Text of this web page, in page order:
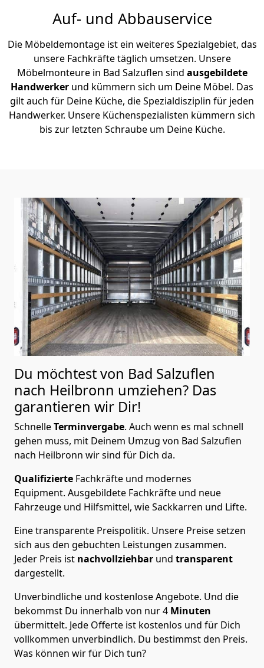
Auf- und Abbauservice
Die Möbeldemontage ist ein weiteres Spezialgebiet, das
unsere Fachkräfte täglich umsetzen. Unsere
Möbelmonteure in Bad Salzuflen sind ausgebildete
Handwerker und kümmern sich um Deine Möbel. Das
gilt auch für Deine Küche, die Spezialdisziplin für jeden
Handwerker. Unsere Küchenspezialisten kümmern sich
bis zur letzten Schraube um Deine Küche.
Du möchtest von Bad Salzuflen
nach Heilbronn umziehen? Das
garantieren wir Dir!
SchnelleTerminvergabe. Auch wenn es mal schnell
gehen muss, mit Deinem Umzug von Bad Salzuflen
nach Heilbronn wir sind für Dich da.
Qualifizierte Fachkräfte und modernes
Equipment. Ausgebildete Fachkräfte und neue
Fahrzeuge und Hilfsmittel, wie Sackkarren und Lifte.
Eine transparente Preispolitik. Unsere Preise setzen
sich aus den gebuchten Leistungen zusammen.
Jeder Preis ist nachvollziehbar und transparent
dargestellt.
Unverbindliche und kostenlose Angebote. Und die
bekommst Du innerhalb von nur4 Minuten
übermittelt. Jede Offerte ist kostenlos und für Dich
vollkommen unverbindlich. Du bestimmst den Preis.
Was können wir für Dich tun?